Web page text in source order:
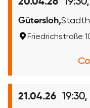
20.04.26
Gütersloh,
Friedrichstraße
21.04.26